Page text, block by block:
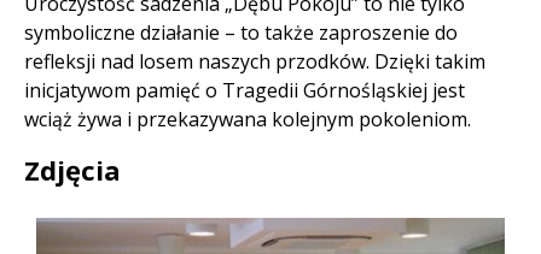
symboliczne działanie – to także zaproszenie do
refleksji nad losem naszych przodków. Dzięki takim
inicjatywom pamięć o Tragedii Górnośląskiej jest
wciąż żywa i przekazywana kolejnym pokoleniom.
Zdjęcia